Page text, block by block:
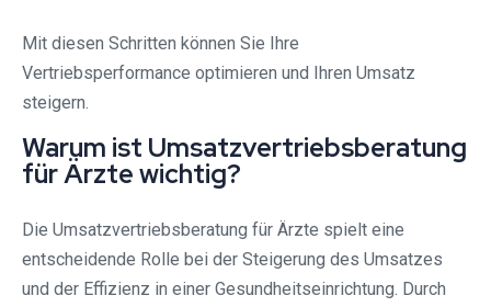
Mit diesen Schritten können Sie Ihre
Vertriebsperformance optimieren und Ihren Umsatz
steigern.
Warum ist Umsatzvertriebsberatung
für Ärzte wichtig?
Die Umsatzvertriebsberatung für Ärzte spielt eine
entscheidende Rolle bei der Steigerung des Umsatzes
und der Effizienz in einer Gesundheitseinrichtung. Durch